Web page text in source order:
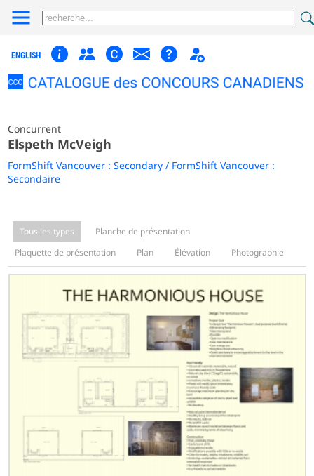
ENGLISH
Concurrent
Elspeth McVeigh
FormShift Vancouver : Secondary / FormShift Vancouver :
Secondaire
Tous les types
Planche de présentation
Plaquette de présentation
Plan Élévation Photographie